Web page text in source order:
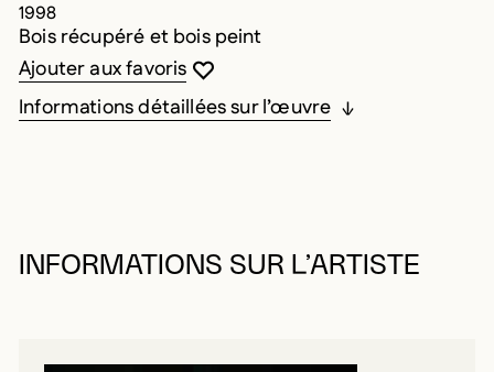
1998
Bois récupéré et bois peint
Vous devez être connecté pour ajouter
Fermer la modale
Ouvrir la modale
Ajouter aux favoris
Informations détaillées sur l’œuvre
INFORMATIONS SUR L’ARTISTE